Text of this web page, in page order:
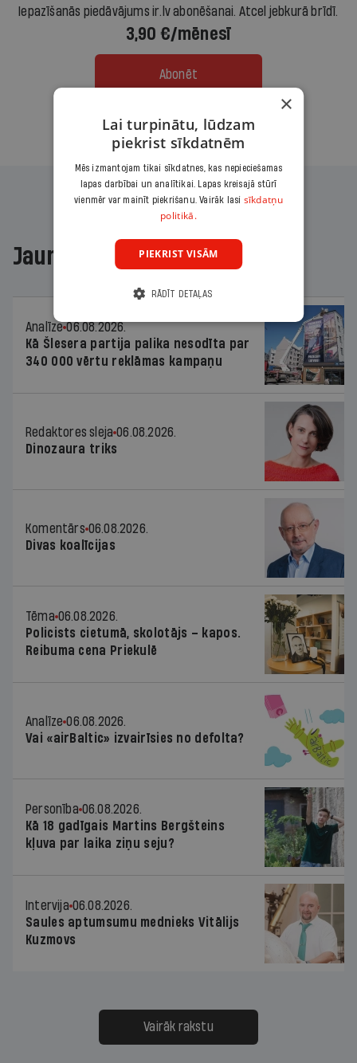
Iepazīšanās piedāvājums ir.lv abonēšanai. Atcel jebkurā brīdī.
3,90 €/mēnesī
Abonēt
Citas abonēšanas iespējas meklē šeit
Jaunākajā žurnālā
Analīze 06.08.2026.
Kā Šlesera partija palika nesodīta par
340 000 vērtu reklāmas kampaņu
Redaktores sleja 06.08.2026.
Dinozaura triks
Komentārs 06.08.2026.
Divas koalīcijas
Tēma 06.08.2026.
Policists cietumā, skolotājs – kapos.
Reibuma cena Priekulē
Analīze 06.08.2026.
Vai «airBaltic» izvairīsies no defolta?
Personība 06.08.2026.
Kā 18 gadīgais Martins Bergšteins
kļuva par laika ziņu seju?
Intervija 06.08.2026.
Saules aptumsumu mednieks Vitālijs
Kuzmovs
Vairāk rakstu
×
Lai turpinātu, lūdzam
piekrist sīkdatnēm
Mēs izmantojam tikai sīkdatnes, kas nepieciešamas
lapas darbībai un analītikai. Lapas kreisajā stūrī
vienmēr var mainīt piekrišanu. Vairāk lasi sīkdatņu
politikā.
PIEKRIST VISĀM
RĀDĪT DETAĻAS